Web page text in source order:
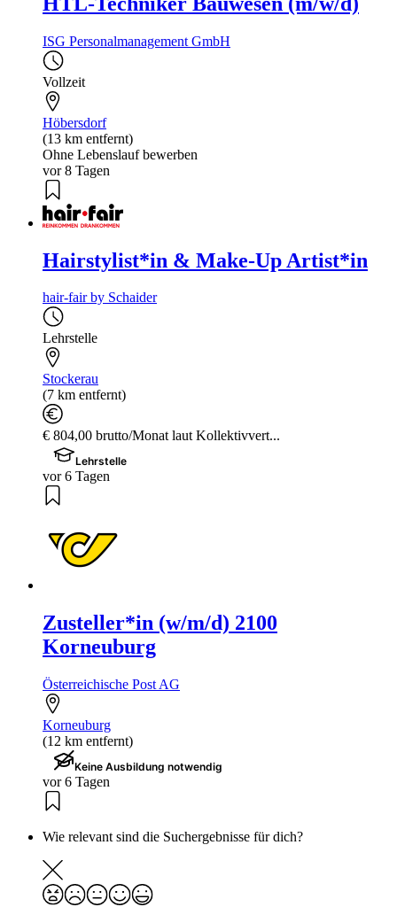
ISG Personalmanagement GmbH
Vollzeit
Höbersdorf
(13 km entfernt)
Ohne Lebenslauf bewerben
vor 8 Tagen
Hairstylist*in & Make-Up Artist*in
hair-fair by Schaider
Lehrstelle
Stockerau
(7 km entfernt)
€ 804,00 brutto/Monat laut Kollektivvert...
Lehrstelle
vor 6 Tagen
Zusteller*in (w/m/d) 2100
Korneuburg
Österreichische Post AG
Korneuburg
(12 km entfernt)
Keine Ausbildung notwendig
vor 6 Tagen
Wie relevant sind die Suchergebnisse für dich?